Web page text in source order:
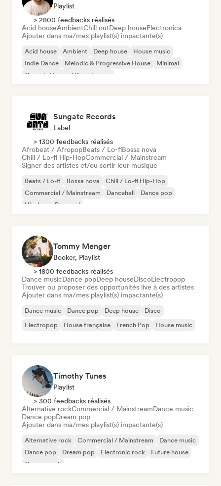
Playlist
> 2800 feedbacks réalisés
Acid houseAmbientChill outDeep houseElectronica
Ajouter dans ma/mes playlist(s) impactante(s)
Acid house Ambient Deep house
House music
Indie Dance
Melodic & Progressive House
Minimal
Organic House / Downtempo
Sungate Records
Label
> 1300 feedbacks réalisés
Afrobeat / AfropopBeats / Lo-fiBossa nova
Chill / Lo-fi Hip-HopCommercial / Mainstream
Signer des artistes et/ou sortir leur musique
Beats / Lo-fi Bossa nova
Chill / Lo-fi Hip-Hop
Commercial / Mainstream
Dancehall
Dance pop
Hip-hop
Pop soul
Tommy Menger
Booker, Playlist
> 1800 feedbacks réalisés
Dance musicDance popDeep houseDiscoElectropop
Trouver ou proposer des opportunités live à des artistes
Ajouter dans ma/mes playlist(s) impactante(s)
Dance music Dance pop Deep house
Disco
Electropop
House française French Pop House music
Timothy Tunes
Playlist
> 300 feedbacks réalisés
Alternative rockCommercial / MainstreamDance music
Dance popDream pop
Ajouter dans ma/mes playlist(s) impactante(s)
Alternative rock Commercial / Mainstream
Dance music
Dance pop
Dream pop Electronic rock
Future house
Garage rock